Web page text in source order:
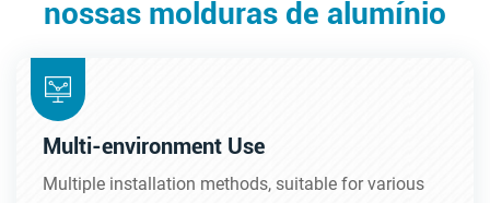
nossas molduras de alumínio
Multi-environment Use
Multiple installation methods, suitable for various